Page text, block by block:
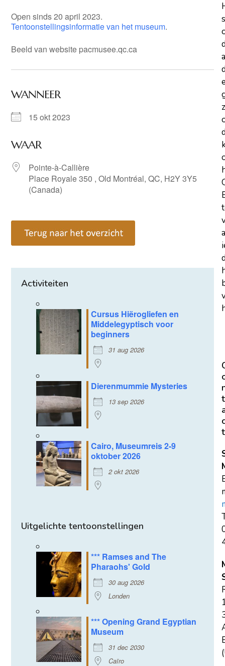
Open sinds 20 april 2023.
Tentoonstellingsinformatie van het museum.
Beeld van website pacmusee.qc.ca
WANNEER
15 okt 2023
WAAR
Pointe-à-Callière
Place Royale 350 , Old Montréal, QC, H2Y 3Y5
(Canada)
Activiteiten
Cursus Hiërogliefen en
Middelegyptisch voor
beginners
31 aug 2026
Dierenmummie Mysteries
13 sep 2026
Cairo, Museumreis 2-9
oktober 2026
2 okt 2026
Uitgelichte tentoonstellingen
*** Ramses and The
Pharaohs' Gold
30 aug 2026
Londen
*** Opening Grand Egyptian
Museum
31 dec 2030
Caïro
t
t